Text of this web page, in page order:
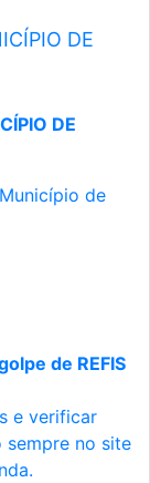
DE
DE
de
de REFIS
e verificar
no site